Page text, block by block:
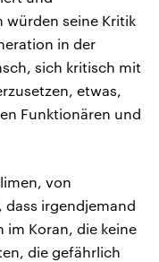
würden seine Kritik
in der
sich kritisch mit
etwas,
Funktionären und
von
irgendjemand
im Koran, die keine
die gefährlich